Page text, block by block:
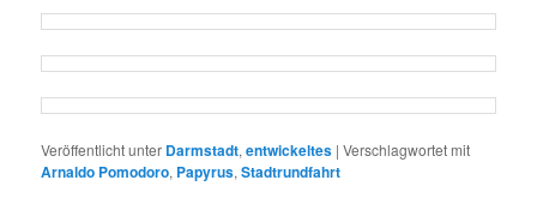
Veröffentlicht unter Darmstadt,entwickeltes |Verschlagwortet mit
Arnaldo Pomodoro, Papyrus,Stadtrundfahrt